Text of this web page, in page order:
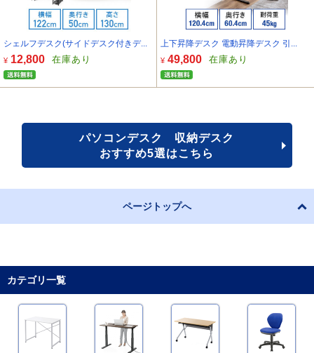
シェルフデスク(サイドデスク付きデ...
¥ 12,800 在庫あり
上下昇降デスク 電動昇降デスク 引...
¥ 49,800 在庫あり
パソコンデスク 収納デスク
おすすめ5選はこちら
ページトップへ
カテゴリ一覧